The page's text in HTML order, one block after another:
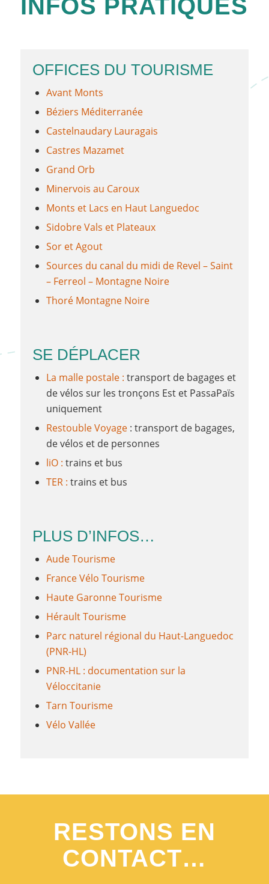
INFOS PRATIQUES
OFFICES DU TOURISME
Avant Monts
Béziers Méditerranée
Castelnaudary Lauragais
Castres Mazamet
Grand Orb
Minervois au Caroux
Monts et Lacs en Haut Languedoc
Sidobre Vals et Plateaux
Sor et Agout
Sources du canal du midi de Revel – Saint
– Ferreol – Montagne Noire
Thoré Montagne Noire
SE DÉPLACER
La malle postale : transport de bagages et
de vélos sur les tronçons Est et PassaPaïs
uniquement
RestoubleVoyage: transport de bagages,
de vélos et de personnes
liO : trains et bus
TER : trains et bus
PLUS D’INFOS…
Aude Tourisme
France Vélo Tourisme
Haute Garonne Tourisme
Hérault Tourisme
Parc naturel régional du Haut-Languedoc
(PNR-HL)
PNR-HL : documentation sur la
Véloccitanie
Tarn Tourisme
Vélo Vallée
RESTONS EN
CONTACT…